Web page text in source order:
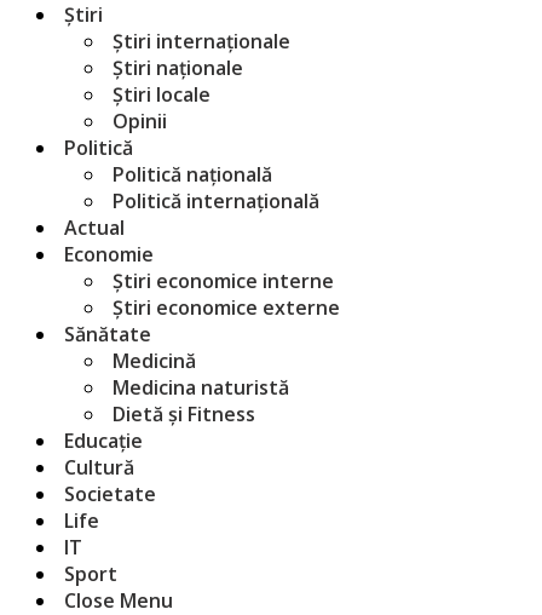
Știri
Știri internaționale
Știri naționale
Știri locale
Opinii
Politică
Politică națională
Politică internațională
Actual
Economie
Știri economice interne
Știri economice externe
Sănătate
Medicină
Medicina naturistă
Dietă și Fitness
Educație
Cultură
Societate
Life
IT
Sport
Close Menu